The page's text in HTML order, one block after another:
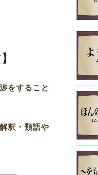
をすること
釈・類語や